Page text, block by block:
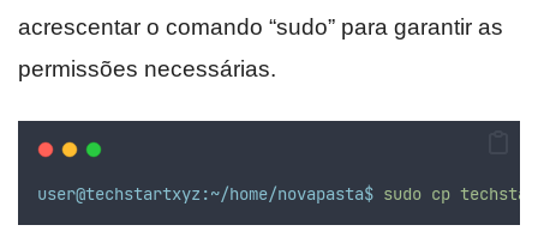
acrescentar o comando “sudo” para garantir as
permissões necessárias.
user@techstartxyz:~/home/novapasta$ sudo cp